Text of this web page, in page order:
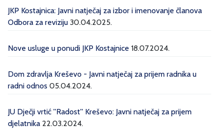
JKP Kostajnica: Javni natječaj za izbor i imenovanje članova
Odbora za reviziju 30.04.2025.
Nove usluge u ponudi JKP Kostajnice 18.07.2024.
Dom zdravlja Kreševo - Javni natječaj za prijem radnika u
radni odnos 05.04.2024.
JU Dječji vrtić ''Radost'' Kreševo: Javni natječaj za prijem
djelatnika 22.03.2024.